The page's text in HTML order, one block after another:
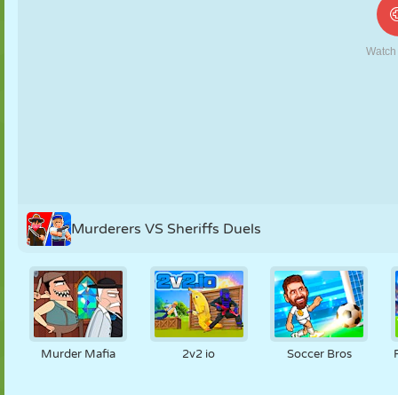
Murderers VS Sheriffs Duels
Murder Mafia 2v2 io Soccer Bros